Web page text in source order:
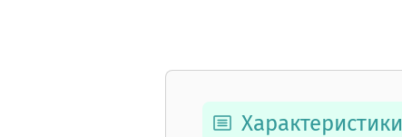
Характеристики